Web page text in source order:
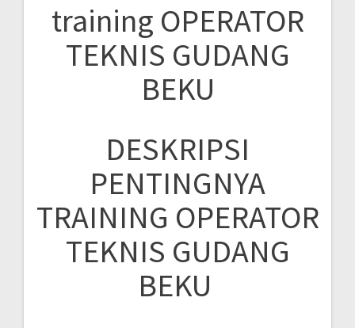
training OPERATOR
TEKNIS GUDANG
BEKU
DESKRIPSI
PENTINGNYA
TRAINING OPERATOR
TEKNIS GUDANG
BEKU